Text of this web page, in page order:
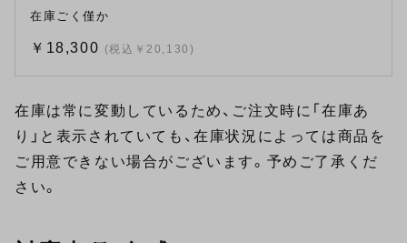
在庫ごく僅か
￥18,300 (税込￥20,130)
在庫は常に変動しているため、ご注文時に「在庫あ
り」と表示されていても、在庫状況によっては商品を
ご用意できない場合がございます。予めご了承くだ
さい。